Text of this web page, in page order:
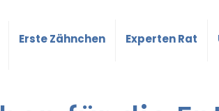
Erste Zähnchen Experten Rat